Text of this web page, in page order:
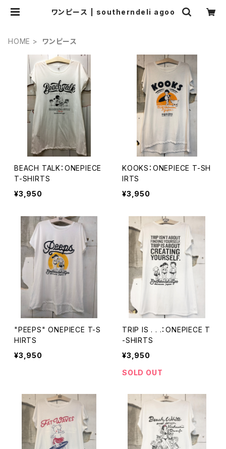
ワンピース | southerndeli agoo
HOME ワンピース
BEACH TALK：ONEPIECE
T-SHIRTS
¥3,950
KOOKS：ONEPIECE T-SH
IRTS
¥3,950
"PEEPS" ONEPIECE T-S
HIRTS
¥3,950
TRIP IS . . .：ONEPIECE T
-SHIRTS
¥3,950
SOLD OUT